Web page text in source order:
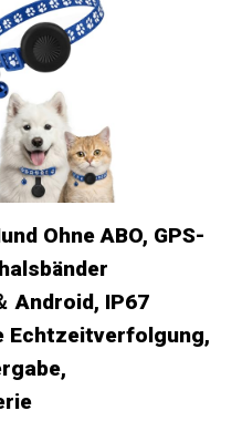
Ohne ABO, GPS-
Android, IP67
Echtzeitverfolgung,